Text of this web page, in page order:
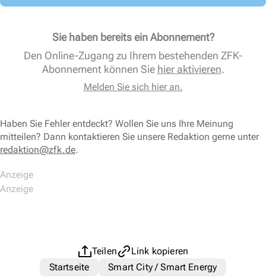
Sie haben bereits ein Abonnement?
Den Online-Zugang zu Ihrem bestehenden ZFK-
Abonnement können Sie hier aktivieren.
Melden Sie sich hier an.
Haben Sie Fehler entdeckt? Wollen Sie uns Ihre Meinung
mitteilen? Dann kontaktieren Sie unsere Redaktion gerne unter
redaktion@zfk.de.
Teilen
Link kopieren
Startseite
Smart City / Smart Energy